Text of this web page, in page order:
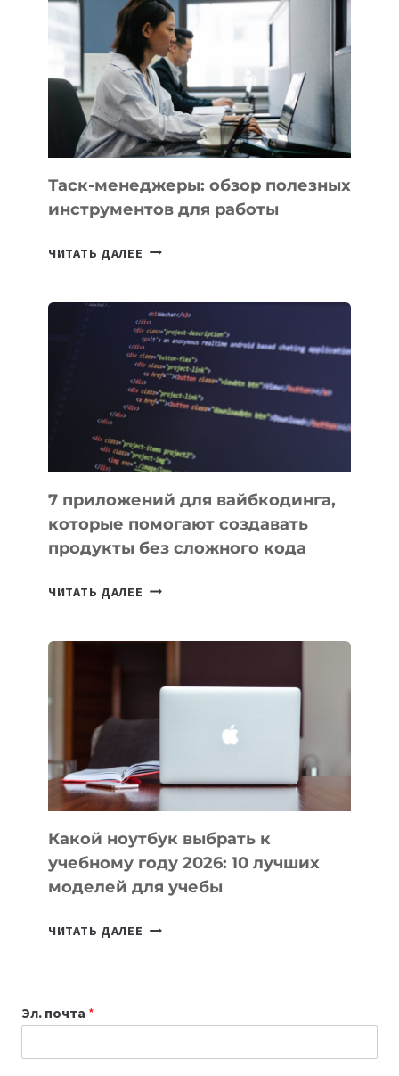
НОВЫЕ
ПРЕДМЕТЫ
ПО
ИСКУССТВЕННОМУ
ИНТЕЛЛЕКТУ
Таск-менеджеры: обзор полезных
инструментов для работы
ЧИТАТЬ ДАЛЕЕ ТАСК-
ПОЛЕЗНЫХ
ИНСТРУМЕНТОВ
ДЛЯ
РАБОТЫ
7 приложений для вайбкодинга,
которые помогают создавать
продукты без сложного кода
ЧИТАТЬ ДАЛЕЕ 7
ПОМОГАЮТ
СОЗДАВАТЬ
БЕЗ
СЛОЖНОГО
КОДА
Какой ноутбук выбрать к
учебному году 2026: 10 лучших
моделей для учебы
ЧИТАТЬ ДАЛЕЕ КАКОЙ
2026:
Эл. почта *